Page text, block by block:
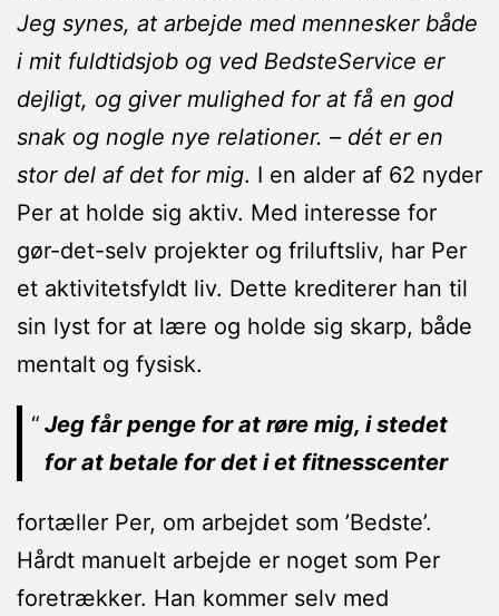
Jeg synes, at arbejde med mennesker både
i mit fuldtidsjob og ved BedsteService er
dejligt, og giver mulighed for at få en god
snak og nogle nye relationer. – dét er en
stor del af det for mig. I en alder af 62 nyder
Per at holde sig aktiv. Med interesse for
gør-det-selv projekter og friluftsliv, har Per
et aktivitetsfyldt liv. Dette krediterer han til
sin lyst for at lære og holde sig skarp, både
mentalt og fysisk.
Jeg får penge for at røre mig, i stedet
for at betale for det i et fitnesscenter
fortæller Per, om arbejdet som ’Bedste’.
Hårdt manuelt arbejde er noget som Per
foretrækker. Han kommer selv med